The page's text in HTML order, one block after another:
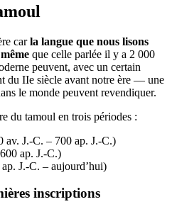
carla langue que nous lisons
que celle parlée il y a 2 000
peuvent, avec un certain
du IIe siècle avant notre ère — une
le monde peuvent revendiquer.
du tamoul en trois périodes :
av. J.-C. – 700 ap. J.-C.)
ap. J.-C.)
J.-C. – aujourd’hui)
inscriptions